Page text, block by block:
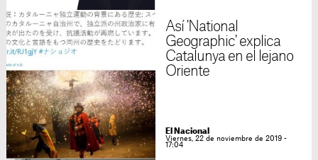
Así 'National
Geographic' explica
Catalunya en el lejano
Oriente
El Nacional
Viernes, 22 de noviembre de 2019 -
17:04